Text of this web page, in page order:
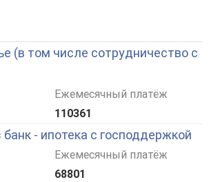
(в том числе сотрудничество с
Ежемесячный платёж
110361
банк - ипотека с господдержкой
Ежемесячный платёж
68801